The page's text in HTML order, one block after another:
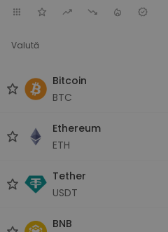
Valută
Bitcoin
BTC
Ethereum
ETH
Tether
USDT
BNB